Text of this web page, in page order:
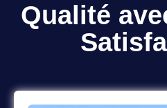
Qualité